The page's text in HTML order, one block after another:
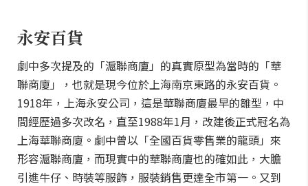
永安百貨
劇中多次提及的「滬聯商廈」的真實原型為當時的「華
聯商廈」，也就是現今位於上海南京東路的永安百貨。
1918年，上海永安公司，這是華聯商廈最早的雛型，中
間經歷過多次改名，直至1988年1月，改建後正式冠名為
上海華聯商廈。劇中曾以「全國百貨零售業的龍頭」來
形容滬聯商廈，而現實中的華聯商廈也的確如此，大膽
引進牛仔、時裝等服飾，服裝銷售更達全市第一。又到